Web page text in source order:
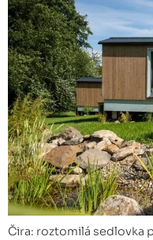
Čira: roztomilá sedlovka